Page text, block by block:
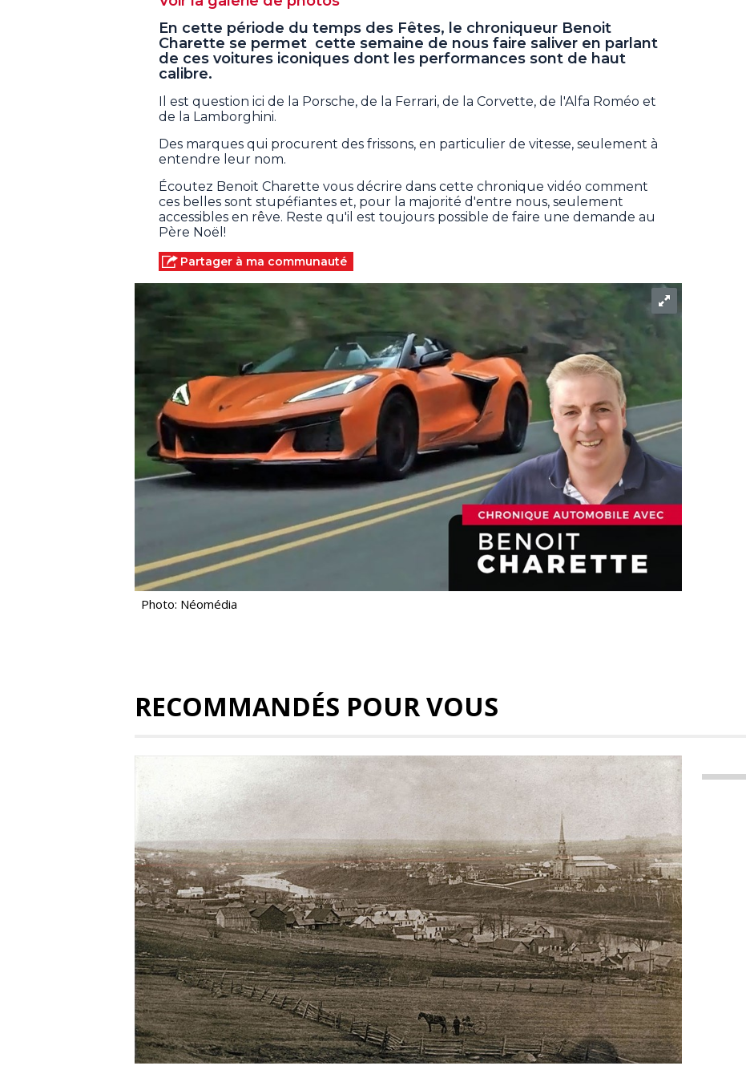
En cette période du temps des Fêtes, le chroniqueur Benoit
Charette se permet cette semaine de nous faire saliver en parlant
de ces voitures iconiques dont les performances sont de haut
calibre.
Il est question ici de la Porsche, de la Ferrari, de la Corvette, de l'Alfa Roméo et
de la Lamborghini.
Des marques qui procurent des frissons, en particulier de vitesse, seulement à
entendre leur nom.
Écoutez Benoit Charette vous décrire dans cette chronique vidéo comment
ces belles sont stupéfiantes et, pour la majorité d'entre nous, seulement
accessibles en rêve. Reste qu'il est toujours possible de faire une demande au
Père Noël!
Partager à ma communauté
Photo: Néomédia
RECOMMANDÉS POUR VOUS